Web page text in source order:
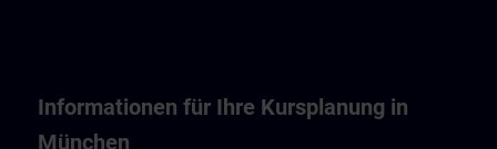
Informationen für Ihre Kursplanung in
München